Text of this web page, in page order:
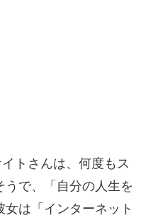
トさんは、何度もス
うで、「自分の人生を
は「インターネット